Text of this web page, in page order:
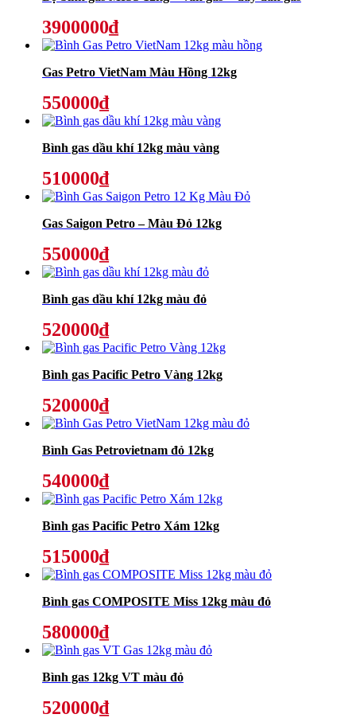
3900000₫
Gas Petro VietNam Màu Hồng 12kg
550000₫
Bình gas dầu khí 12kg màu vàng
510000₫
Gas Saigon Petro – Màu Đỏ 12kg
550000₫
Bình gas dầu khí 12kg màu đỏ
520000₫
Bình gas Pacific Petro Vàng 12kg
520000₫
Bình Gas Petrovietnam đỏ 12kg
540000₫
Bình gas Pacific Petro Xám 12kg
515000₫
Bình gas COMPOSITE Miss 12kg màu đỏ
580000₫
Bình gas 12kg VT màu đỏ
520000₫